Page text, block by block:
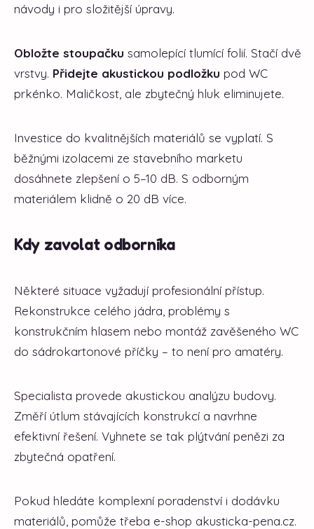
návody i pro složitější úpravy.
Obložte stoupačku samolepící tlumící folií. Stačí dvě
vrstvy. Přidejte akustickou podložku pod WC
prkénko. Maličkost, ale zbytečný hluk eliminujete.
Investice do kvalitnějších materiálů se vyplatí. S
běžnými izolacemi ze stavebního marketu
dosáhnete zlepšení o 5–10 dB. S odborným
materiálem klidně o 20 dB více.
Kdy zavolat odborníka
Některé situace vyžadují profesionální přístup.
Rekonstrukce celého jádra, problémy s
konstrukčním hlasem nebo montáž zavěšeného WC
do sádrokartonové příčky – to není pro amatéry.
Specialista provede akustickou analýzu budovy.
Změří útlum stávajících konstrukcí a navrhne
efektivní řešení. Vyhnete se tak plýtvání penězi za
zbytečná opatření.
Pokud hledáte komplexní poradenství i dodávku
materiálů, pomůže třeba e-shop akusticka-pena.cz.